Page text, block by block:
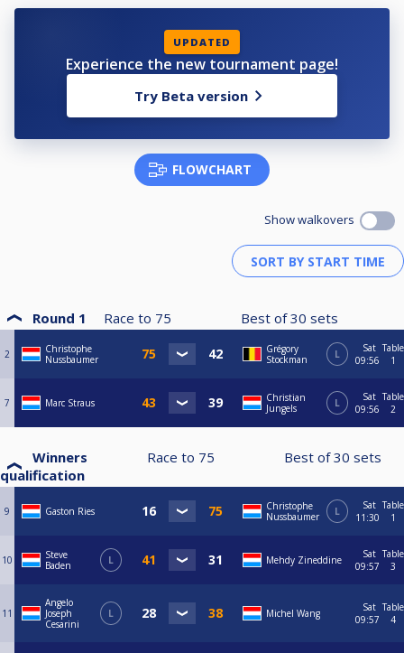
UPDATED
Experience the new tournament page!
Try Beta version
FLOWCHART
Show walkovers
Round 1 Race to 75 Best of30 sets
2
Christophe
Nussbaumer
Grégory
Stockman
L
Sat
09:56
Table
1
7 Marc Straus
Christian
Jungels
L
Sat
09:56
Table
2
Winners
qualification
Race to 75 Best of30 sets
9 Gaston Ries
Christophe
Nussbaumer
L
Sat
11:30
Table
1
10
Steve
Baden
L Mehdy Zineddine
Sat
09:57
Table
3
11
Angelo
Joseph
Cesarini
L Michel Wang
Sat
09:57
Table
4